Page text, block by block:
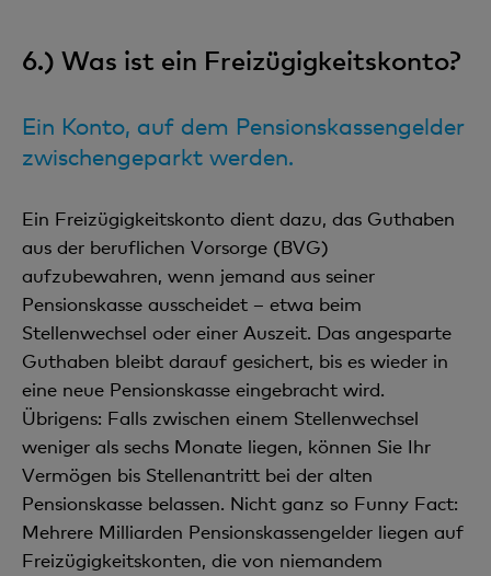
6.) Was ist ein Freizügigkeitskonto?
Ein Konto, auf dem Pensionskassengelder
zwischengeparkt werden.
Ein Freizügigkeitskonto dient dazu, das Guthaben
aus der beruflichen Vorsorge (BVG)
aufzubewahren, wenn jemand aus seiner
Pensionskasse ausscheidet – etwa beim
Stellenwechsel oder einer Auszeit. Das angesparte
Guthaben bleibt darauf gesichert, bis es wieder in
eine neue Pensionskasse eingebracht wird.
Übrigens: Falls zwischen einem Stellenwechsel
weniger als sechs Monate liegen, können Sie Ihr
Vermögen bis Stellenantritt bei der alten
Pensionskasse belassen. Nicht ganz so Funny Fact:
Mehrere Milliarden Pensionskassengelder liegen auf
Freizügigkeitskonten, die von niemandem